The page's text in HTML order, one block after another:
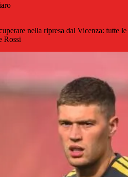
nella ripresa dal Vicenza: tutte le
Rossi